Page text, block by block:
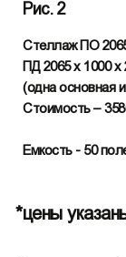
Рис. 2
Стеллаж ПО
ПД 2065 х 1000 х
(одна основная
Стоимость –
Емкость - 50
*цены